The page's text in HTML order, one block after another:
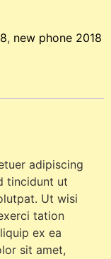
, new phone 2018
adipiscing
tincidunt ut
Ut wisi
tation
ex ea
sit amet,